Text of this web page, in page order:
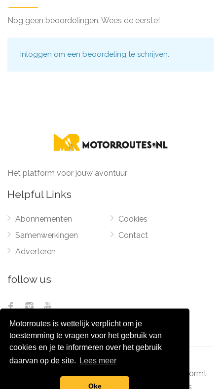
Motorroutes is wettelijk verplicht om je
toestemming te vragen voor het gebruik van
cookies en je te informeren over het gebruik
daarvan op de site.
Lees meer
Oke
Nog geen beoordelingen. Wees de eerste!
Inloggen om een beoordeling te schrijven.
Het platform voor jouw avontuur
Helpful Links
Abonnementen
Samenwerkingen
Adverteren
Cookies
Contact
follow us
vormt
grootverzet.nl Pixel Monsters